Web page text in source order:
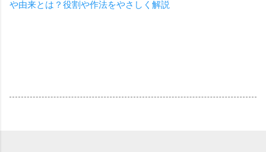
や由来とは？役割や作法をやさしく解説